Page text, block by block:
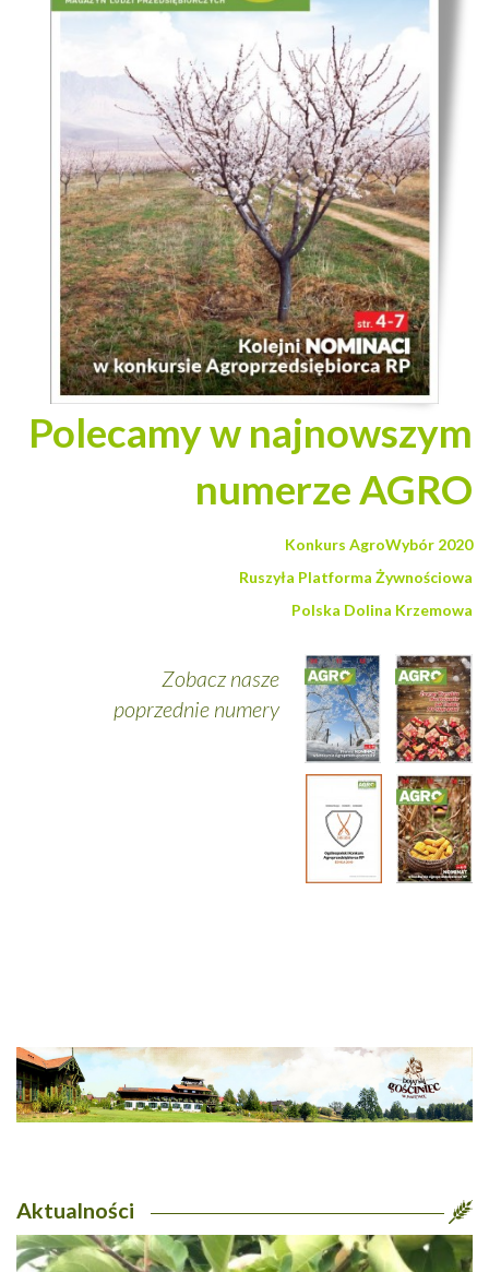
Polecamy w najnowszym
numerze AGRO
Konkurs AgroWybór 2020
Ruszyła Platforma Żywnościowa
Polska Dolina Krzemowa
Zobacz nasze
poprzednie numery
Aktualności